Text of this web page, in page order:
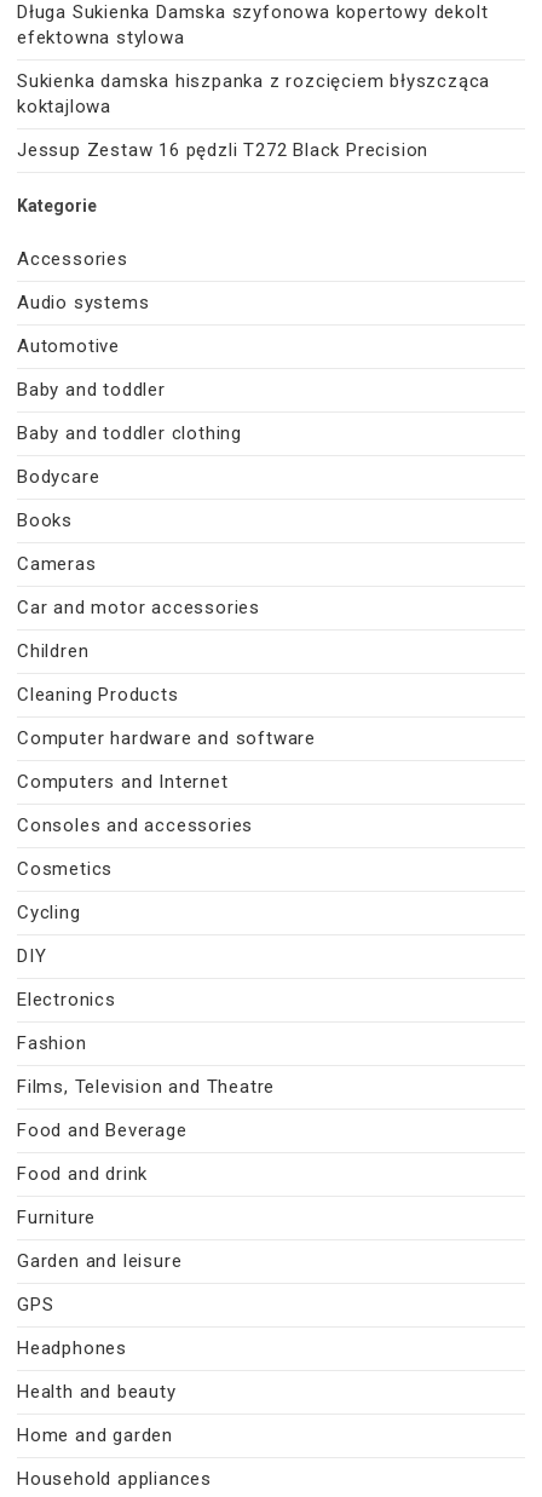
Długa Sukienka Damska szyfonowa kopertowy dekolt
efektowna stylowa
Sukienka damska hiszpanka z rozcięciem błyszcząca
koktajlowa
Jessup Zestaw 16 pędzli T272 Black Precision
Kategorie
Accessories
Audio systems
Automotive
Baby and toddler
Baby and toddler clothing
Bodycare
Books
Cameras
Car and motor accessories
Children
Cleaning Products
Computer hardware and software
Computers and Internet
Consoles and accessories
Cosmetics
Cycling
DIY
Electronics
Fashion
Films, Television and Theatre
Food and Beverage
Food and drink
Furniture
Garden and leisure
GPS
Headphones
Health and beauty
Home and garden
Household appliances